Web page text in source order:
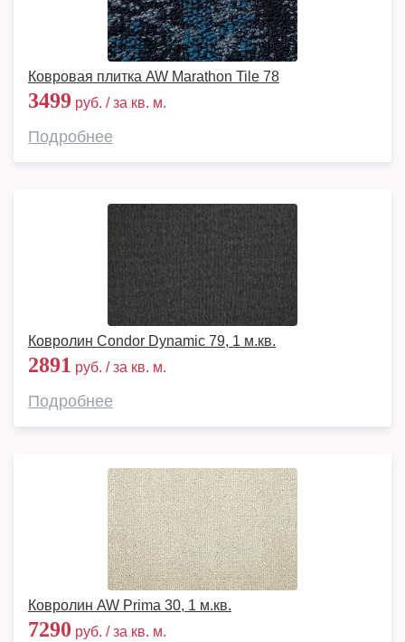
Ковровая плитка AW Marathon Tile 78
3499 руб. / за кв. м.
Подробнее
Ковролин Condor Dynamic 79, 1 м.кв.
2891 руб. / за кв. м.
Подробнее
Ковролин AW Prima 30, 1 м.кв.
7290 руб. / за кв. м.